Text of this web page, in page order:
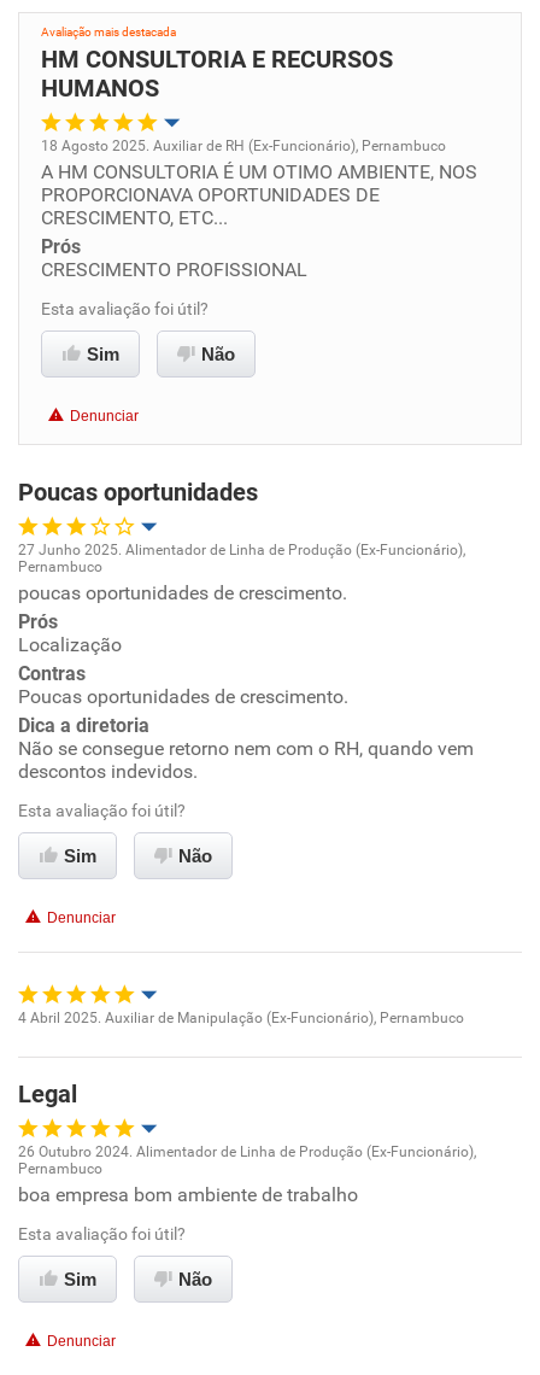
Avaliação mais destacada
HM CONSULTORIA E RECURSOS
HUMANOS
Oportunidade de promoção
Ambiente de trabalho
Benefícios
Recomenda esta empresa
18 Agosto 2025. Auxiliar de RH (Ex-Funcionário), Pernambuco
A HM CONSULTORIA É UM OTIMO AMBIENTE, NOS
PROPORCIONAVA OPORTUNIDADES DE
CRESCIMENTO, ETC...
Prós
CRESCIMENTO PROFISSIONAL
Esta avaliação foi útil?
Sim Não
Denunciar
Poucas oportunidades
Oportunidade de promoção
Ambiente de trabalho
Conciliação com a vida familiar
Benefícios
Recomenda esta empresa
Não recomenda a diretoria
27 Junho 2025. Alimentador de Linha de Produção (Ex-Funcionário),
Pernambuco
poucas oportunidades de crescimento.
Prós
Localização
Contras
Poucas oportunidades de crescimento.
Dica a diretoria
Não se consegue retorno nem com o RH, quando vem
descontos indevidos.
Esta avaliação foi útil?
Sim Não
Denunciar
Ambiente de trabalho
Conciliação com a vida familiar
Benefícios
Recomenda esta empresa
4 Abril 2025. Auxiliar de Manipulação (Ex-Funcionário), Pernambuco
Legal
Oportunidade de promoção
Ambiente de trabalho
Conciliação com a vida familiar
26 Outubro 2024. Alimentador de Linha de Produção (Ex-Funcionário),
Pernambuco
boa empresa bom ambiente de trabalho
Esta avaliação foi útil?
Sim Não
Denunciar